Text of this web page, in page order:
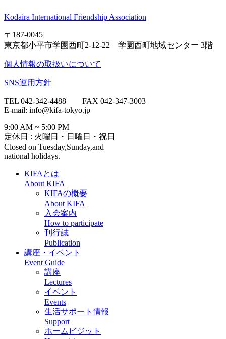
Kodaira International Friendship Association
〒187-0045
東京都小平市学園西町2-12-22 学園西町地域センター 3階
個人情報の取扱いについて
SNS運用方針
TEL 042-342-4488 FAX 042-347-3003
E-mail: info@kifa-tokyo.jp
9:00 AM ~ 5:00 PM
定休日 : 火曜日・日曜日・祝日
Closed on Tuesday,Sunday,and
national holidays.
KIFAとは
About KIFA
KIFAの概要
About KIFA
入会案内
How to participate
刊行誌
Publication
講座・イベント
Event Guide
講座
Lectures
イベント
Events
生活サポート情報
Support
ホームビジット